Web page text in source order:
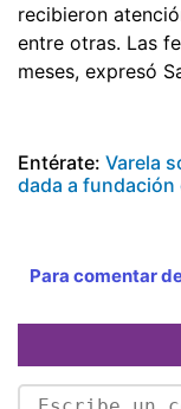
recibieron
entre otras. Las
meses, expresó
Entérate: Varela
dada a fundación
Para comentar